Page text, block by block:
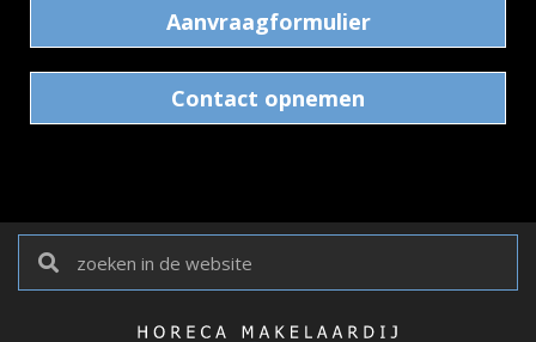
Aanvraagformulier
Contact opnemen